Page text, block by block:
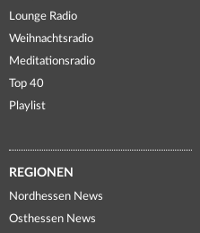
Lounge Radio
Weihnachtsradio
Meditationsradio
Top 40
Playlist
REGIONEN
Nordhessen News
Osthessen News